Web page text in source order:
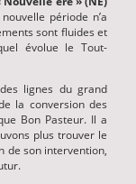
période n’a
sont fluides et
évolue le Tout-
lignes du grand
la conversion des
Bon Pasteur. Il a
plus trouver le
de son intervention,